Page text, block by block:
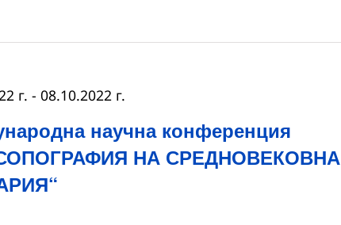
научна конференция
НА СРЕДНОВЕКОВНА
г. - 08.10.2022 г.